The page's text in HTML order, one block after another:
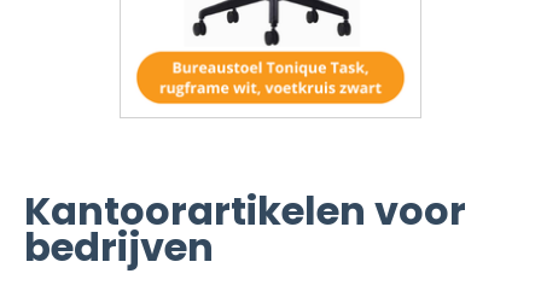
Kantoorartikelen voor
bedrijven